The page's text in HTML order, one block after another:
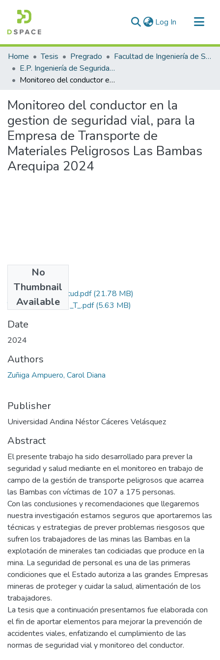
Log In (current)
Communities & Collections
All of DSpace
Statistics
Home Tesis Pregrado
Facultad de Ingeniería de Sistemas
E.P. Ingeniería de Seguridad y Gestión Minera
Monitoreo del conductor en la gestion de seguridad vial, para la Empresa de Transporte de Materiales Peligrosos Las Bambas Arequipa 2024
Monitoreo del conductor en la
gestion de seguridad vial, para la
Empresa de Transporte de
Materiales Peligrosos Las Bambas
Arequipa 2024
No
Thumbnail
Available
Grado de Similitud.pdf(21.78 MB)
T036_77227803_T_.pdf(5.63 MB)
Date
2024
Authors
Zuñiga Ampuero, Carol Diana
Publisher
Universidad Andina Néstor Cáceres Velásquez
Abstract
El presente trabajo ha sido desarrollado para prever la
seguridad y salud mediante en el monitoreo en trabajo de
campo de la gestión de transporte peligrosos que acarrea
las Bambas con víctimas de 107 a 175 personas.
Con las conclusiones y recomendaciones que llegaremos
nuestra investigación estamos seguros que aportaremos las
técnicas y estrategias de prever problemas riesgosos que
sufren los trabajadores de las minas las Bambas en la
explotación de minerales tan codiciadas que produce en la
mina. La seguridad de personal es una de las primeras
condiciones que el Estado autoriza a las grandes Empresas
mineras de proteger y cuidar la salud, alimentación de los
trabajadores.
La tesis que a continuación presentamos fue elaborada con
el fin de aportar elementos para mejorar la prevención de
accidentes viales, enfatizando el cumplimiento de las
normas de seguridad vial y monitoreo del conductor.